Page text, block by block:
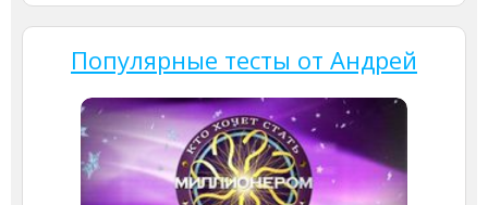
Популярные тесты от Андрей